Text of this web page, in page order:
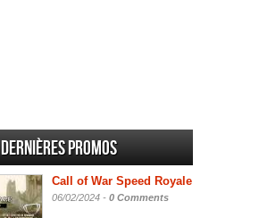
Dernières promos
Call of War Speed Royale
06/02/2024 - 0 Comments